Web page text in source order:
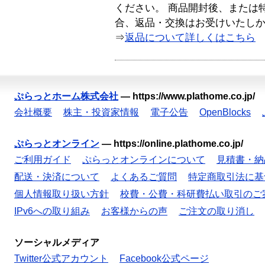
ください。 商品開封後、または
合、返品・交換はお受けいたし
⇒返品について詳しくはこちら
ぷらっとホーム株式会社 — https://www.plathome.co.jp/
会社概要
株主・投資家情報 電子公告 OpenBlocks
ぷらっとオンライン — https://online.plathome.co.jp/
ご利用ガイド
ぷらっとオンラインについて
見積書・
配送・決済について
よくあるご質問
特定商取引法に
個人情報取り扱い方針
校費・公費・科研費払い取引のご
IPv6への取り組み
お客様からの声 ご注文の取り消し
ソーシャルメディア
Twitter公式アカウント
Facebook公式ページ